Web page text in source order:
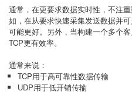
通常，在更要求数据实时性，不注
如，在从要求快速采集发送数据并
可能更好。另外，当构建一个多个
TCP更有效率。
通常来说：
TCP用于高可靠性数据传输
UDP用于低开销传输